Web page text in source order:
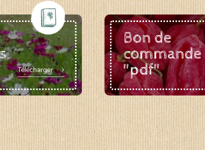
Télécharger
Bon de
commande
"pdf"